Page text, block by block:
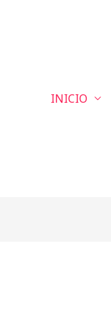
INICIO